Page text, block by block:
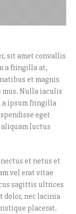
sit amet convallis
a fringilla at,
et magnis
Nulla iaculis
a ipsum fringilla
eget
luctus
et netus et
vel erat vitae
sagittis ultrices
dolor, nec lacinia
placerat.